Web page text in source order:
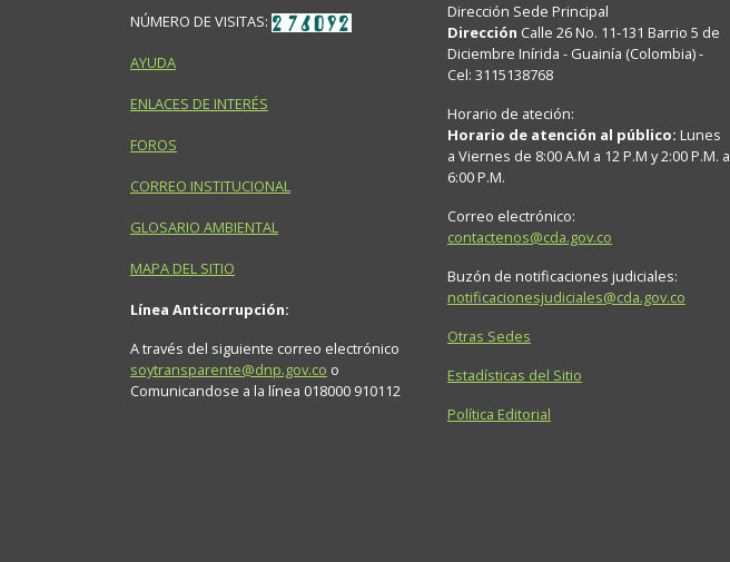
NÚMERO DE VISITAS:
AYUDA
ENLACES DE INTERÉS
FOROS
CORREO INSTITUCIONAL
GLOSARIO AMBIENTAL
MAPA DEL SITIO
Línea Anticorrupción:
A través del siguiente correo electrónico
soytransparente@dnp.gov.co o
Comunicandose a la línea 018000 910112
Dirección Sede Principal
Dirección Calle 26 No. 11-131 Barrio 5 de
Diciembre Inírida - Guainía (Colombia) -
Cel: 3115138768
Horario de ateción:
Horario de atención al público: Lunes
a Viernes de 8:00 A.M a 12 P.M y 2:00 P.M. a
6:00 P.M.
Correo electrónico:
contactenos@cda.gov.co
Buzón de notificaciones judiciales:
notificacionesjudiciales@cda.gov.co
Otras Sedes
Estadísticas del Sitio
Política Editorial